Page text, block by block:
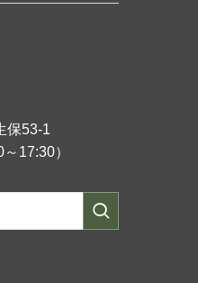
保53-1
17:30）